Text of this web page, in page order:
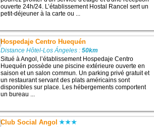
ouverte 24h/24. L’établissement Hostal Rancel sert un
petit-déjeuner à la carte ou ...
Hospedaje Centro Huequén
Distance Hôtel-Los Ángeles :50km
Situé à Angol, l’établissement Hospedaje Centro
Huequén possède une piscine extérieure ouverte en
saison et un salon commun. Un parking privé gratuit et
un restaurant servant des plats américains sont
disponibles sur place. Les hébergements comportent
un bureau ...
Club Social Angol